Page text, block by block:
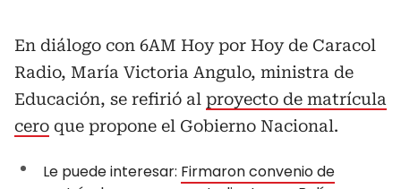
En diálogo con 6AM Hoy por Hoy de Caracol
Radio, María Victoria Angulo, ministra de
Educación, se refirió al proyecto de matrícula
cero que propone el Gobierno Nacional.
Le puede interesar: Firmaron convenio de